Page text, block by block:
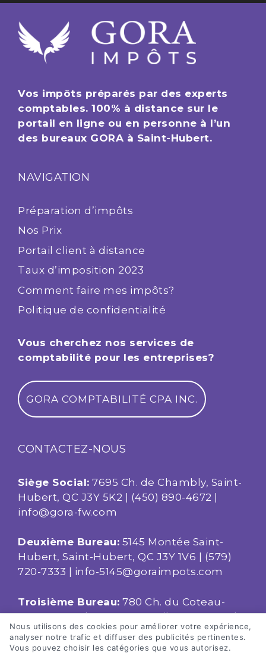
Vos impôts préparés par des experts
comptables. 100% à distance sur le
portail en ligne ou en personne à l’un
des bureaux GORA à Saint-Hubert.
NAVIGATION
Préparation d’impôts
Nos Prix
Portail client à distance
Taux d’imposition 2023
Comment faire mes impôts?
Politique de confidentialité
Vous cherchez nos services de
comptabilité pour les entreprises?
GORA COMPTABILITÉ CPA INC.
CONTACTEZ-NOUS
Siège Social: 7695 Ch. de Chambly, Saint-
Hubert, QC J3Y 5K2 | (450) 890-4672 |
info@gora-fw.com
Deuxième Bureau: 5145 Montée Saint-
Hubert, Saint-Hubert, QC J3Y 1V6 | (579)
720-7333
info-5145@goraimpots.com
Troisième Bureau: 780 Ch. du Coteau-
Rouge, Local 106, Longueuil, QC J4J 1Z3 |
(450) 332-0922|info-
780@goraimpots.com
Nous utilisons des cookies pour améliorer votre expérience,
analyser notre trafic et diffuser des publicités pertinentes.
Vous pouvez choisir les catégories que vous autorisez.